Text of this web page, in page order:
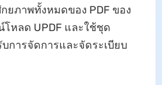
กยภาพทั้งหมดของ PDF ของ
หลด UPDF และใช้ชุด
ารจัดการและจัดระเบียบ